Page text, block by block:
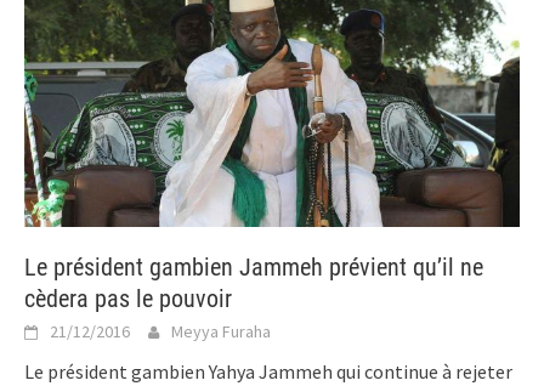
Le président gambien Jammeh prévient qu’il ne
cèdera pas le pouvoir
21/12/2016 Meyya Furaha
Le président gambien Yahya Jammeh qui continue à rejeter